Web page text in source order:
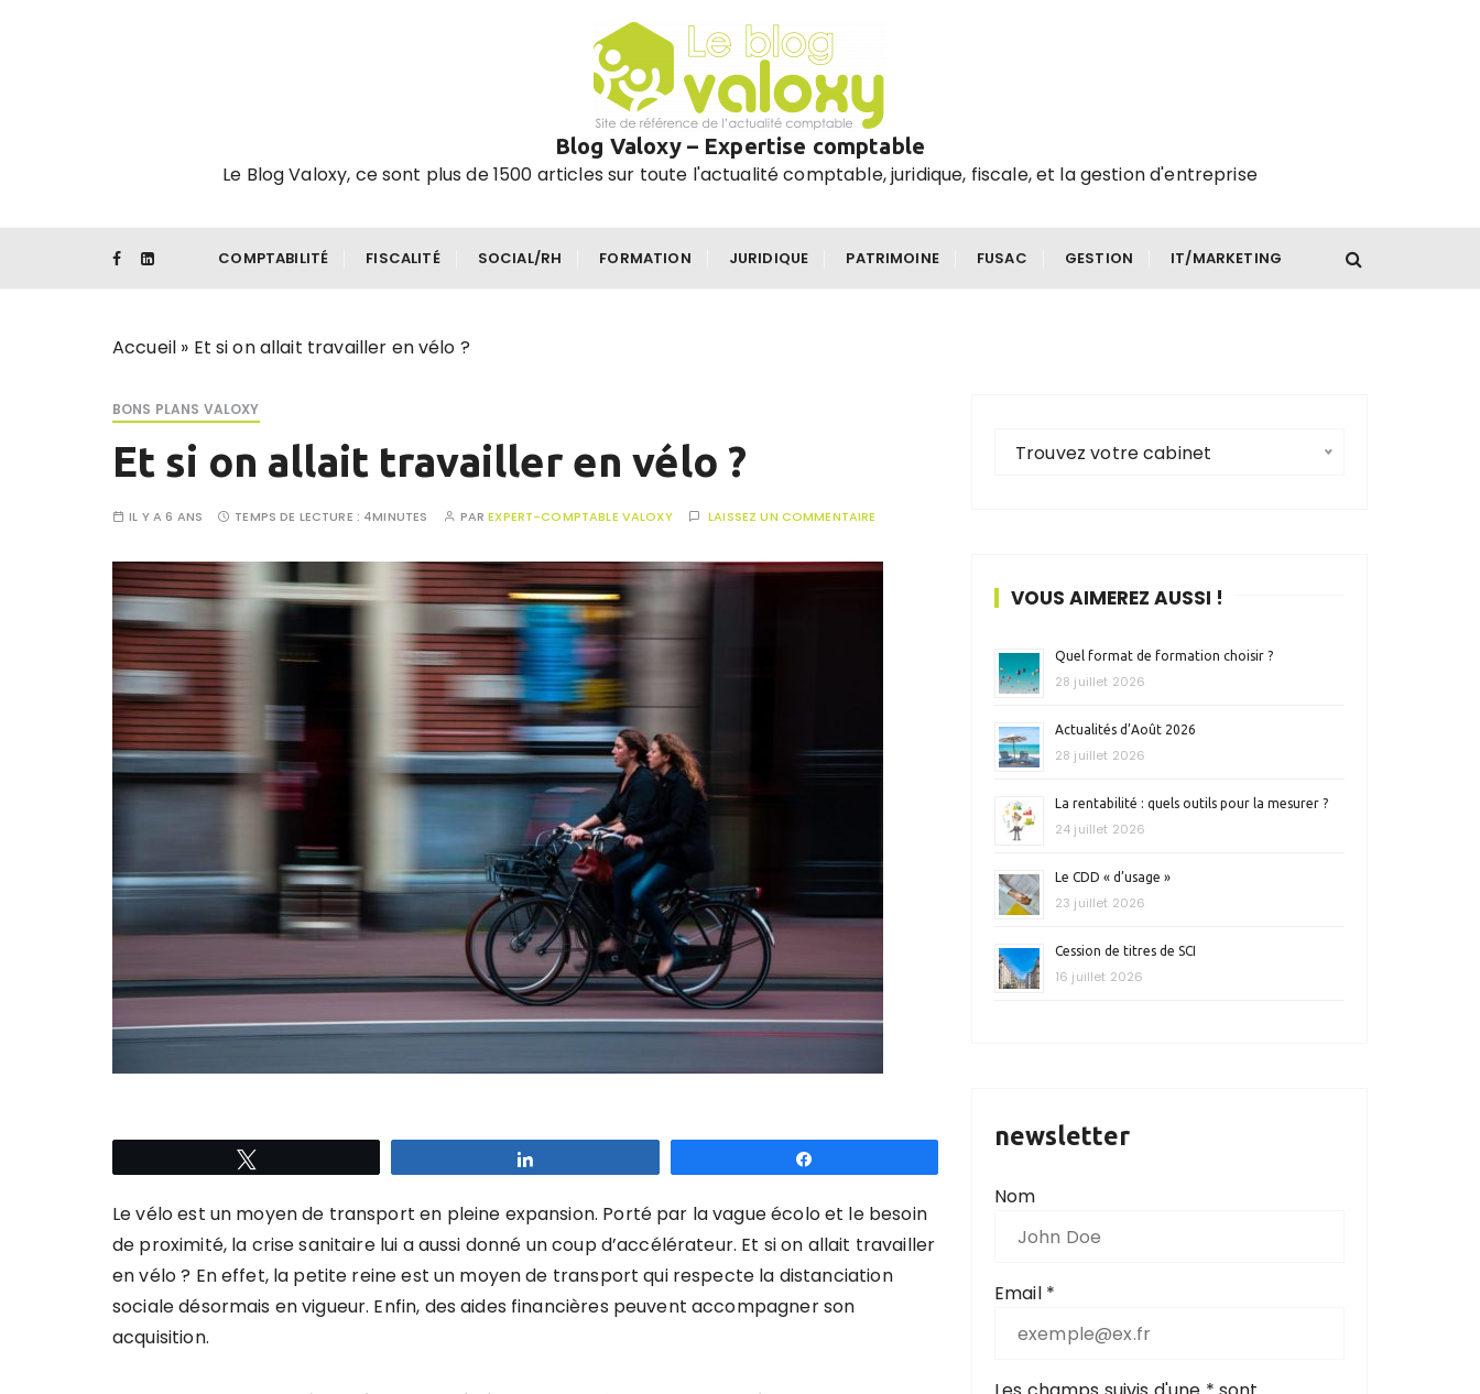
Blog Valoxy – Expertise comptable
Le Blog Valoxy, ce sont plus de 1500 articles sur toute l'actualité comptable, juridique, fiscale, et la gestion d'entreprise
COMPTABILITÉ FISCALITÉ SOCIAL/RH FORMATION JURIDIQUE PATRIMOINE FUSAC GESTION IT/MARKETING
Accueil » Et si on allait travailler en vélo ?
BONS PLANS VALOXY
Et si on allait travailler en vélo ?
IL Y A 6 ANS TEMPS DE LECTURE : 4MINUTES PAREXPERT-COMPTABLE VALOXY LAISSEZ UN COMMENTAIRE
Le vélo est un moyen de transport en pleine expansion. Porté par la vague écolo et le besoin
de proximité, la crise sanitaire lui a aussi donné un coup d’accélérateur. Et si on allait travailler
en vélo ? En effet, la petite reine est un moyen de transport qui respecte la distanciation
sociale désormais en vigueur. Enfin, des aides financières peuvent accompagner son
acquisition.
Trouvez votre cabinet
VOUS AIMEREZ AUSSI !
Quel format de formation choisir ?
28 juillet 2026
Actualités d’Août 2026
28 juillet 2026
La rentabilité : quels outils pour la mesurer ?
24 juillet 2026
Le CDD « d’usage »
23 juillet 2026
Cession de titres de SCI
16 juillet 2026
newsletter
Nom
Email *